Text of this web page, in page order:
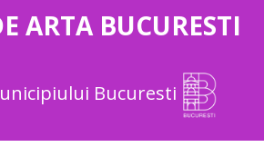
ARTA BUCURESTI
Bucuresti